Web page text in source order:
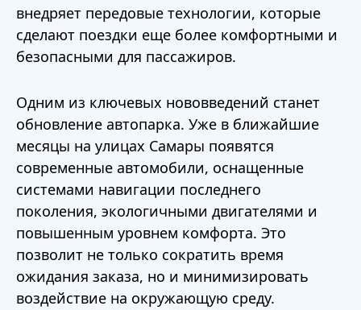
внедряет передовые технологии, которые
сделают поездки еще более комфортными и
безопасными для пассажиров.
Одним из ключевых нововведений станет
обновление автопарка. Уже в ближайшие
месяцы на улицах Самары появятся
современные автомобили, оснащенные
системами навигации последнего
поколения, экологичными двигателями и
повышенным уровнем комфорта. Это
позволит не только сократить время
ожидания заказа, но и минимизировать
воздействие на окружающую среду.